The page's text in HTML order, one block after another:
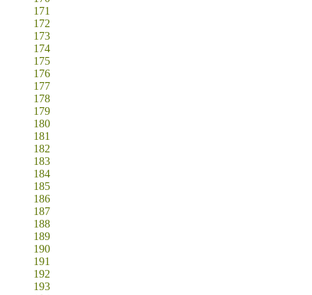
171
172
173
174
175
176
177
178
179
180
181
182
183
184
185
186
187
188
189
190
191
192
193